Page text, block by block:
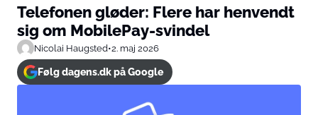
Telefonen gløder: Flere har henvendt
sig om MobilePay-svindel
Nicolai Haugsted•2. maj 2026
Følg dagens.dk på Google